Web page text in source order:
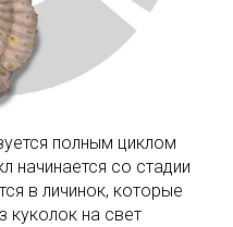
полным циклом
начинается со стадии
в личинок, которые
куколок на свет